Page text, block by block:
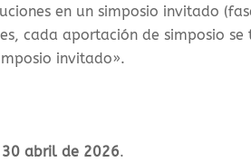
en un simposio invitado
cada aportación de simposio
invitado».
abril de 2026.